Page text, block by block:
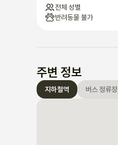
전체 성별
반려동물 불가
주변 정보
지하철역 버스 정류장